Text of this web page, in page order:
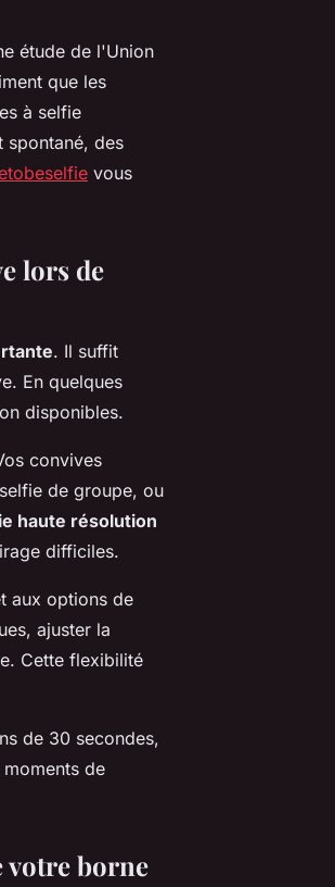
étude de l'Union
que les
à selfie
spontané, des
vous
lors de
. Il suffit
En quelques
disponibles.
convives
de groupe, ou
haute résolution
difficiles.
aux options de
ajuster la
Cette flexibilité
de 30 secondes,
de
votre borne